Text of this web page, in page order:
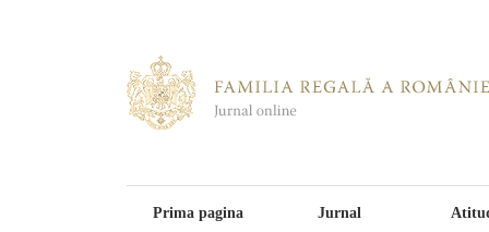
Prima pagina Jurnal